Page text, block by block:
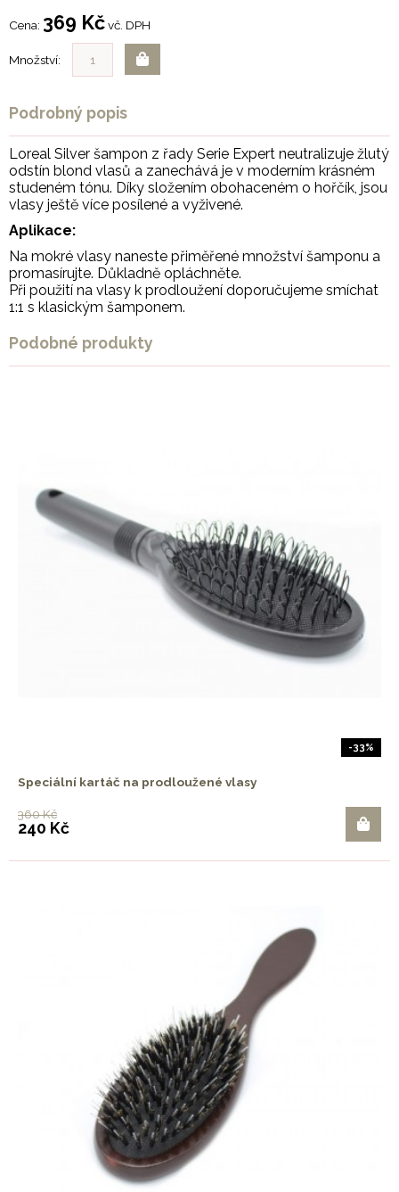
Cena: 369 Kčvč. DPH
Množství:
Podrobný popis
Loreal Silver šampon z řady Serie Expert neutralizuje žlutý
odstín blond vlasů a zanechává je v moderním krásném
studeném tónu. Díky složením obohaceném o hořčík, jsou
vlasy ještě více posílené a vyživené.
Aplikace:
Na mokré vlasy naneste přiměřené množství šamponu a
promasírujte. Důkladně opláchněte.
Při použití na vlasy k prodloužení doporučujeme smíchat
1:1 s klasickým šamponem.
Podobné produkty
-33%
Speciální kartáč na prodloužené vlasy
360 Kč
240 Kč